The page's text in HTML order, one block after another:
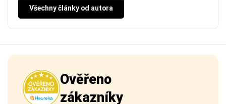
Všechny články od autora
Ověřeno
zákazníky